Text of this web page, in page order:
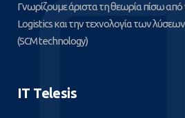
Γνωρίζουμε άριστα τη θεωρία πίσω
Logistics και την τεχνολογία των
(SCM technology)
IT Telesis